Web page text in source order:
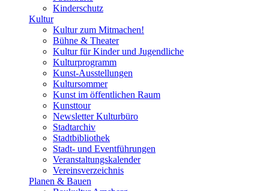
Kinderschutz
Kultur
Kultur zum Mitmachen!
Bühne & Theater
Kultur für Kinder und Jugendliche
Kulturprogramm
Kunst-Ausstellungen
Kultursommer
Kunst im öffentlichen Raum
Kunsttour
Newsletter Kulturbüro
Stadtarchiv
Stadtbibliothek
Stadt- und Eventführungen
Veranstaltungskalender
Vereinsverzeichnis
Planen & Bauen